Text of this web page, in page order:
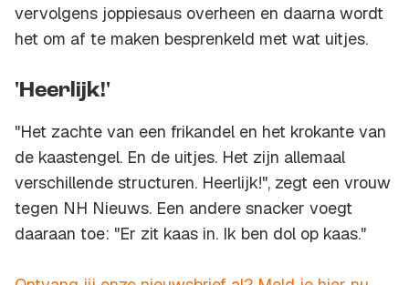
vervolgens joppiesaus overheen en daarna wordt
het om af te maken besprenkeld met wat uitjes.
'Heerlijk!'
"Het zachte van een frikandel en het krokante van
de kaastengel. En de uitjes. Het zijn allemaal
verschillende structuren. Heerlijk!", zegt een vrouw
tegen NH Nieuws. Een andere snacker voegt
daaraan toe: "Er zit kaas in. Ik ben dol op kaas."